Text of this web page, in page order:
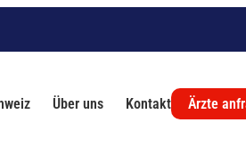
Über uns Kontakt Ärzte